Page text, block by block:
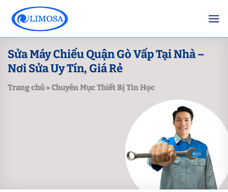
content
Sửa Máy Chiếu Quận Gò Vấp Tại Nhà –
Nơi Sửa Uy Tín, Giá Rẻ
Trang chủ»Chuyên Mục Thiết Bị Tin Học